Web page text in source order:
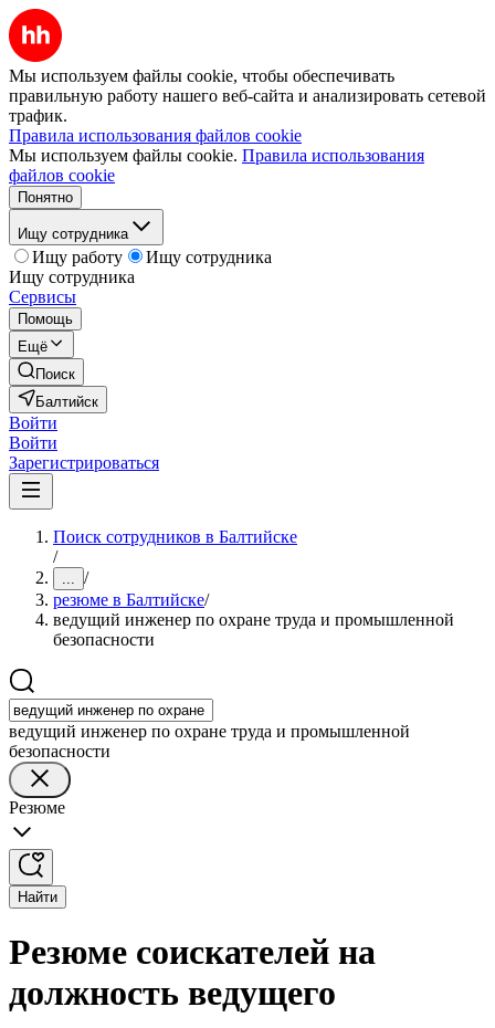
Мы используем файлы cookie, чтобы обеспечивать
правильную работу нашего веб-сайта и анализировать сетевой
трафик.
Правила использования файлов cookie
Мы используем файлы cookie. Правила использования
файлов cookie
Понятно
Ищу сотрудника
Ищу работу
Ищу сотрудника
Ищу сотрудника
Сервисы
Помощь
Ещё
Поиск
Балтийск
Войти
Войти
Зарегистрироваться
Поиск сотрудников в Балтийске
/
... /
резюме в Балтийске/
ведущий инженер по охране труда и промышленной
безопасности
ведущий инженер по охране труда и промышленной
безопасности
Резюме
Найти
Резюме соискателей на
должность ведущего